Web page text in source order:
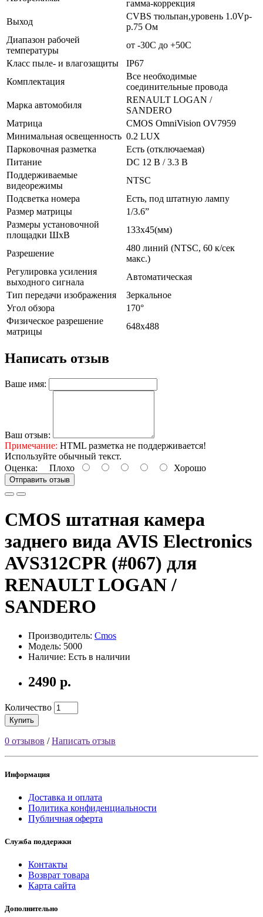
гамма-коррекция
Выход
CVBS тюльпан,уровень 1.0Vp-
p.75 Oм
Диапазон рабочей
температуры
от -30C до +50C
Класс пыле- и влагозащиты
IP67
Комплектация
Все необходимые
соединительные провода
Марка автомобиля
RENAULT LOGAN /
SANDERO
Матрица
CMOS OmniVision OV7959
Минимальная освещенность 0.2 LUX
Парковочная разметка
Есть (отключаемая)
Питание
DC 12 В / 3.3 В
Поддерживаемые
видеорежимы
NTSC
Подсветка номера
Есть, под штатную лампу
Размер матрицы
1/3.6”
Размеры установочной
площадки ШхВ
133х45(мм)
Разрешение
480 линий (NTSC, 60 к/сек
макс.)
Регулировка усиления
выходного сигнала
Автоматическая
Тип передачи изображения
Зеркальное
Угол обзора
170°
Физическое разрешение
матрицы
648х488
Написать отзыв
Ваше имя:
Ваш отзыв:
Примечание: HTML разметка не поддерживается!
Используйте обычный текст.
Оценка: Плохо Хорошо
Отправить отзыв
CMOS штатная камера
заднего вида AVIS Electronics
AVS312CPR (#067) для
RENAULT LOGAN /
SANDERO
Производитель: Cmos
Модель: 5000
Наличие: Есть в наличии
2490 р.
Количество
Купить
0 отзывов /Написать отзыв
Информация
Доставка и оплата
Политика конфиденциальности
Публичная оферта
Служба поддержки
Контакты
Возврат товара
Карта сайта
Дополнительно